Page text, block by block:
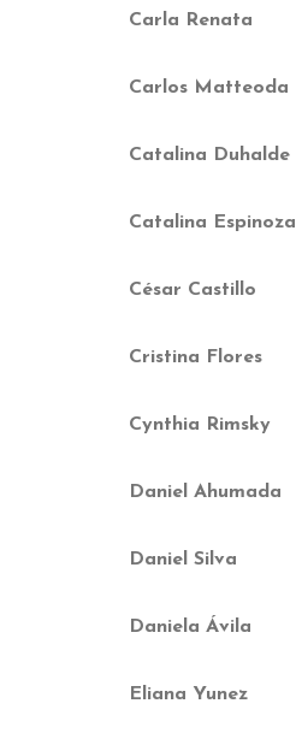
Carla Renata
Carlos Matteoda
Catalina Duhalde
Catalina Espinoza
César Castillo
Cristina Flores
Cynthia Rimsky
Daniel Ahumada
Daniel Silva
Daniela Ávila
Eliana Yunez